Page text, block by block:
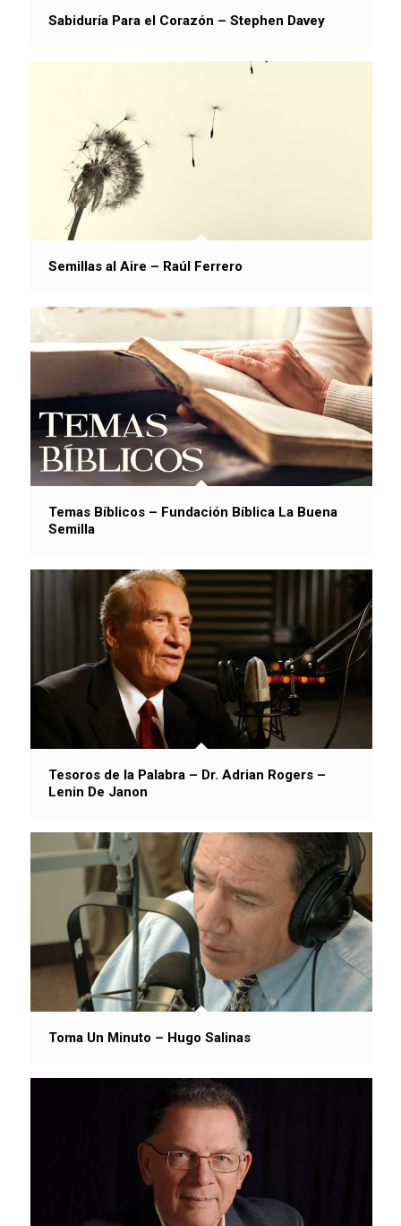
Sabiduría Para el Corazón – Stephen Davey
Semillas al Aire – Raúl Ferrero
Temas Bíblicos – Fundación Bíblica La Buena
Semilla
Tesoros de la Palabra – Dr. Adrian Rogers –
Lenin De Janon
Toma Un Minuto – Hugo Salinas